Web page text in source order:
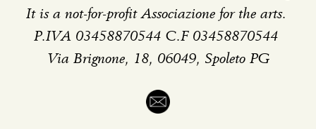
It is a not-for-profit Associazione for the arts.
P.IVA 03458870544 C.F 03458870544
Via Brignone, 18, 06049, Spoleto PG